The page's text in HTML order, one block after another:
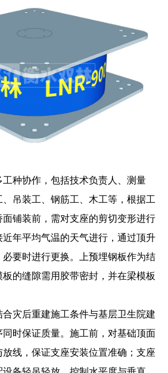
工种协作，包括技术负责人、测量
、吊装工、钢筋工、木工等，根据工
铺装前，需对支座的剪切变形进行
年平均气温的天气进行，通过顶升
要时进行更换。上预埋钢板作为结
的缝隙需用胶带密封，并在梁模板
灾后重建施工条件与基层卫生院建
时保证质量。施工前，对基础顶面
线，保证支座安装位置准确；支座